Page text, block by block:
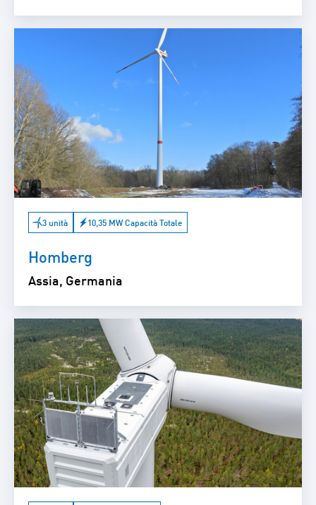
3 unità 10,35 MW Capacità Totale
Homberg
Assia, Germania